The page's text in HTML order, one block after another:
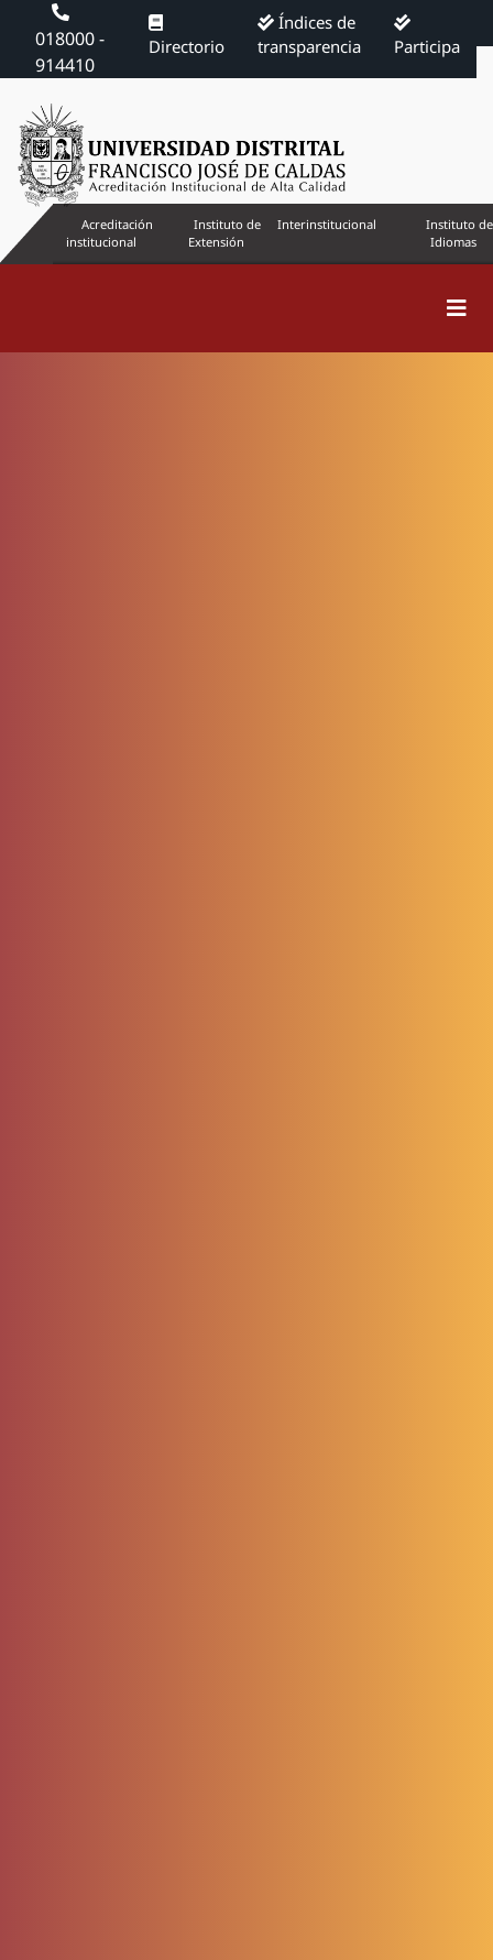
018000 -
914410
Directorio
Índices de
transparencia
Participa
Acreditación
institucional
Instituto de
Extensión
Interinstitucional
Instituto de
Idiomas